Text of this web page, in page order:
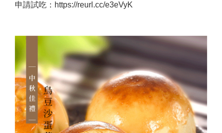
申請試吃：https://reurl.cc/e3eVyK